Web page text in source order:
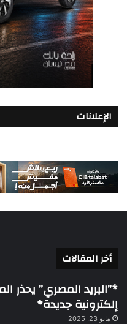
الإعلانات
أخر المقالات
*”البريد المصري” يحذر
إلكترونية جديدة*
مايو 23, 2025